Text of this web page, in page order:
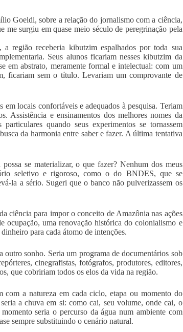
Goeldi, sobre a relação do jornalismo com a ciência,
me surgiu em quase meio século de peregrinação pela
região receberia kibutzim espalhados por toda sua
Seus alunos ficariam nesses kibutzim da
em abstrato, meramente formal e intelectual: com um
ficariam sem o título. Levariam um comprovante de
em locais confortáveis e adequados à pesquisa. Teriam
Assistência e ensinamentos dos melhores nomes da
quando seus experimentos se tornassem
da harmonia entre saber e fazer. A última tentativa
se materializar, o que fazer? Nenhum dos meus
seletivo e rigoroso, como o do BNDES, que se
la a sério. Sugeri que o banco não pulverizassem os
ciência para impor o conceito de Amazônia nas ações
ocupação, uma renovação histórica do colonialismo e
para cada átomo de intenções.
outro sonho. Seria um programa de documentários sob
cinegrafistas, fotógrafos, produtores, editores,
que cobririam todos os elos da vida na região.
a natureza em cada ciclo, etapa ou momento do
a chuva em si: como cai, seu volume, onde cai, o
seria o percurso da água num ambiente com
sempre substituindo o cenário natural.